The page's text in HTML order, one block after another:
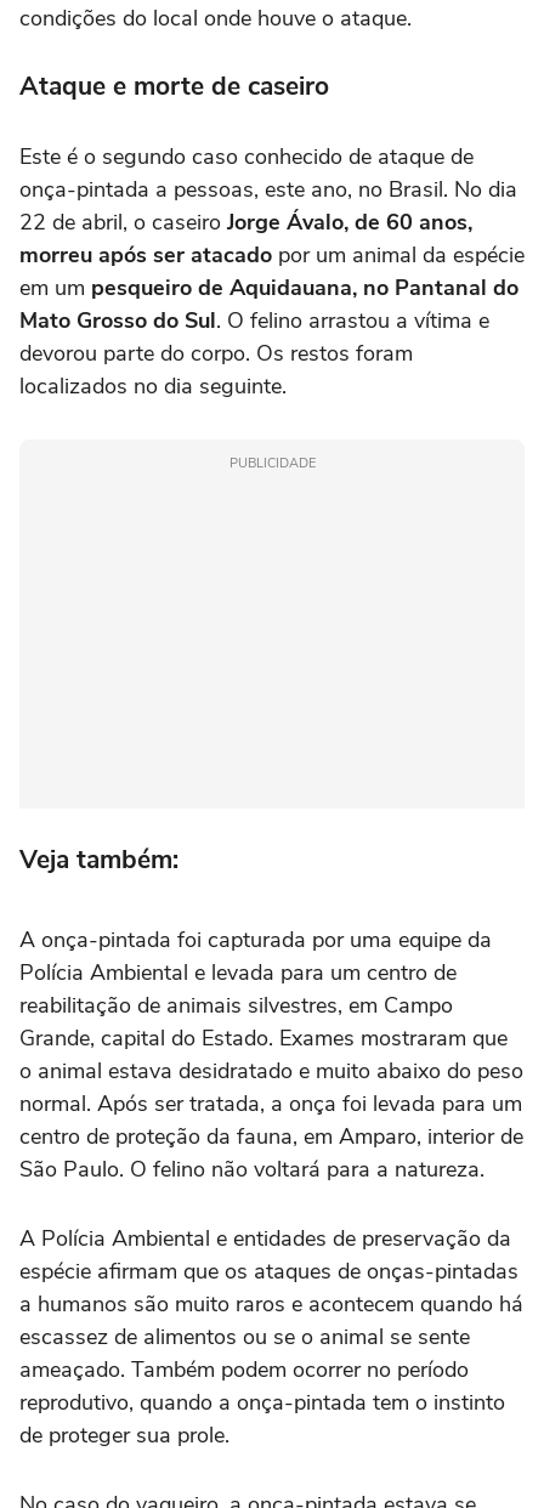
condições do local onde houve o ataque.
Ataque e morte de caseiro
Este é o segundo caso conhecido de ataque de
onça-pintada a pessoas, este ano, no Brasil. No dia
22 de abril, o caseiro Jorge Ávalo, de 60 anos,
morreu após ser atacado por um animal da espécie
em um pesqueiro de Aquidauana, no Pantanal do
Mato Grosso do Sul. O felino arrastou a vítima e
devorou parte do corpo. Os restos foram
localizados no dia seguinte.
PUBLICIDADE
Veja também:
A onça-pintada foi capturada por uma equipe da
Polícia Ambiental e levada para um centro de
reabilitação de animais silvestres, em Campo
Grande, capital do Estado. Exames mostraram que
o animal estava desidratado e muito abaixo do peso
normal. Após ser tratada, a onça foi levada para um
centro de proteção da fauna, em Amparo, interior de
São Paulo. O felino não voltará para a natureza.
A Polícia Ambiental e entidades de preservação da
espécie afirmam que os ataques de onças-pintadas
a humanos são muito raros e acontecem quando há
escassez de alimentos ou se o animal se sente
ameaçado. Também podem ocorrer no período
reprodutivo, quando a onça-pintada tem o instinto
de proteger sua prole.